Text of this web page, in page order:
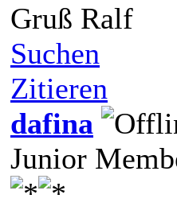
Gruß Ralf
Suchen
Zitieren
dafina
Junior